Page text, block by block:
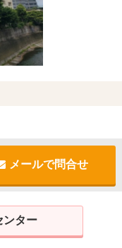
メールで問合せ
ンター